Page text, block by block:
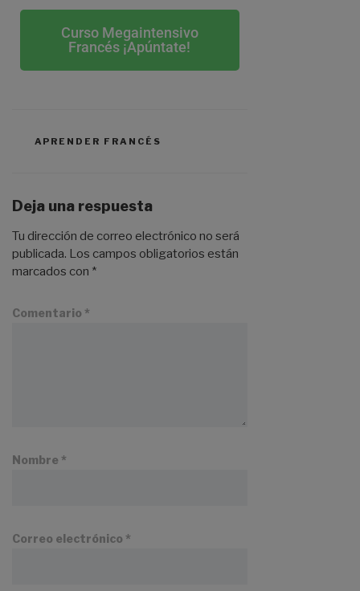
Curso Megaintensivo
Francés ¡Apúntate!
APRENDER FRANCÉS
Deja una respuesta
Tu dirección de correo electrónico no será
publicada. Los campos obligatorios están
marcados con *
Comentario *
Nombre *
Correo electrónico *